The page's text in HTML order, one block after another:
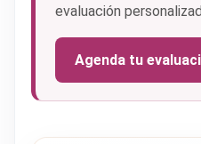
evaluación
Agenda tu